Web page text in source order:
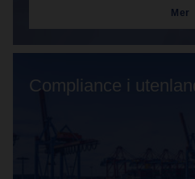
Mer
Compliance i